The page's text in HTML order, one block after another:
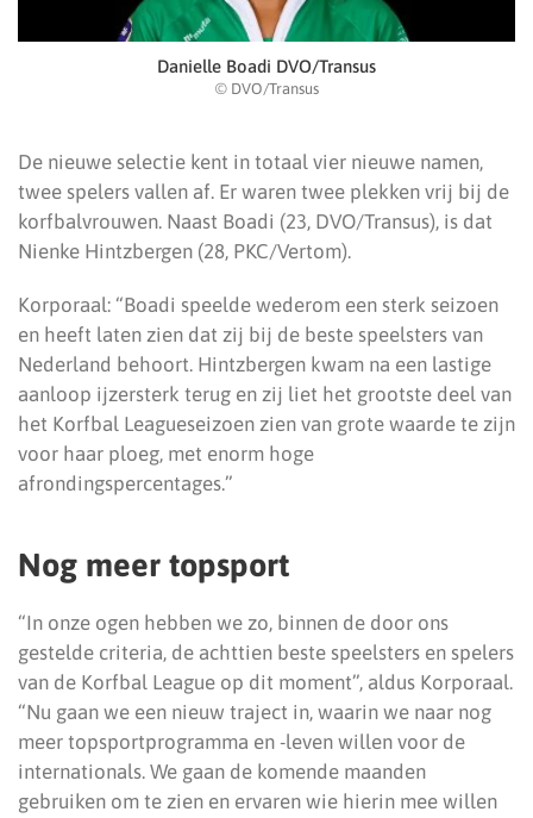
Danielle Boadi DVO/Transus
© DVO/Transus
De nieuwe selectie kent in totaal vier nieuwe namen,
twee spelers vallen af. Er waren twee plekken vrij bij de
korfbalvrouwen. Naast Boadi (23, DVO/Transus), is dat
Nienke Hintzbergen (28, PKC/Vertom).
Korporaal: “Boadi speelde wederom een sterk seizoen
en heeft laten zien dat zij bij de beste speelsters van
Nederland behoort. Hintzbergen kwam na een lastige
aanloop ijzersterk terug en zij liet het grootste deel van
het Korfbal Leagueseizoen zien van grote waarde te zijn
voor haar ploeg, met enorm hoge
afrondingspercentages.”
Nog meer topsport
“In onze ogen hebben we zo, binnen de door ons
gestelde criteria, de achttien beste speelsters en spelers
van de Korfbal League op dit moment”, aldus Korporaal.
“Nu gaan we een nieuw traject in, waarin we naar nog
meer topsportprogramma en -leven willen voor de
internationals. We gaan de komende maanden
gebruiken om te zien en ervaren wie hierin mee willen